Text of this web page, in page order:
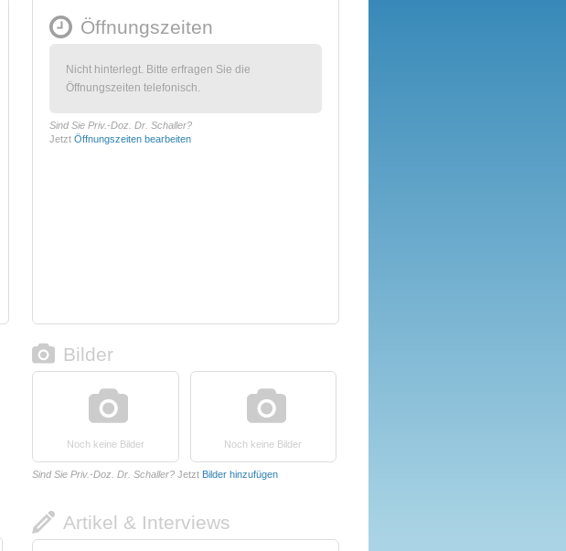
Öffnungszeiten
Nicht hinterlegt. Bitte erfragen Sie die
Öffnungszeiten telefonisch.
Sind Sie Priv.-Doz. Dr. Schaller?
Jetzt Öffnungszeiten bearbeiten
Bilder
Noch keine Bilder Noch keine Bilder
Sind Sie Priv.-Doz. Dr. Schaller? Jetzt Bilder hinzufügen
Artikel & Interviews